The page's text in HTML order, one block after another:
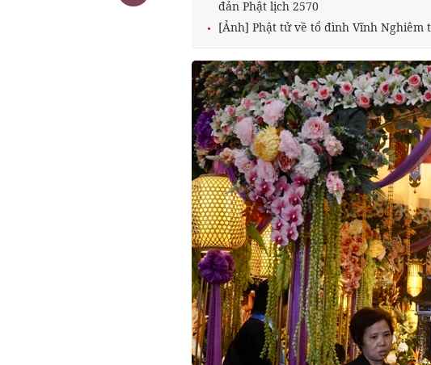
đản Phật lịch 2570
[Ảnh] Phật tử về tổ đình Vĩnh